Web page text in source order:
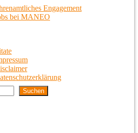
Engagement
bei MANEO
Suchen